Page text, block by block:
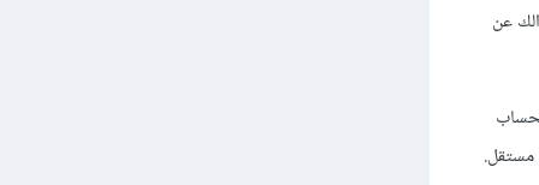
تتجاوز 25$ فلن يتم سؤالك عن